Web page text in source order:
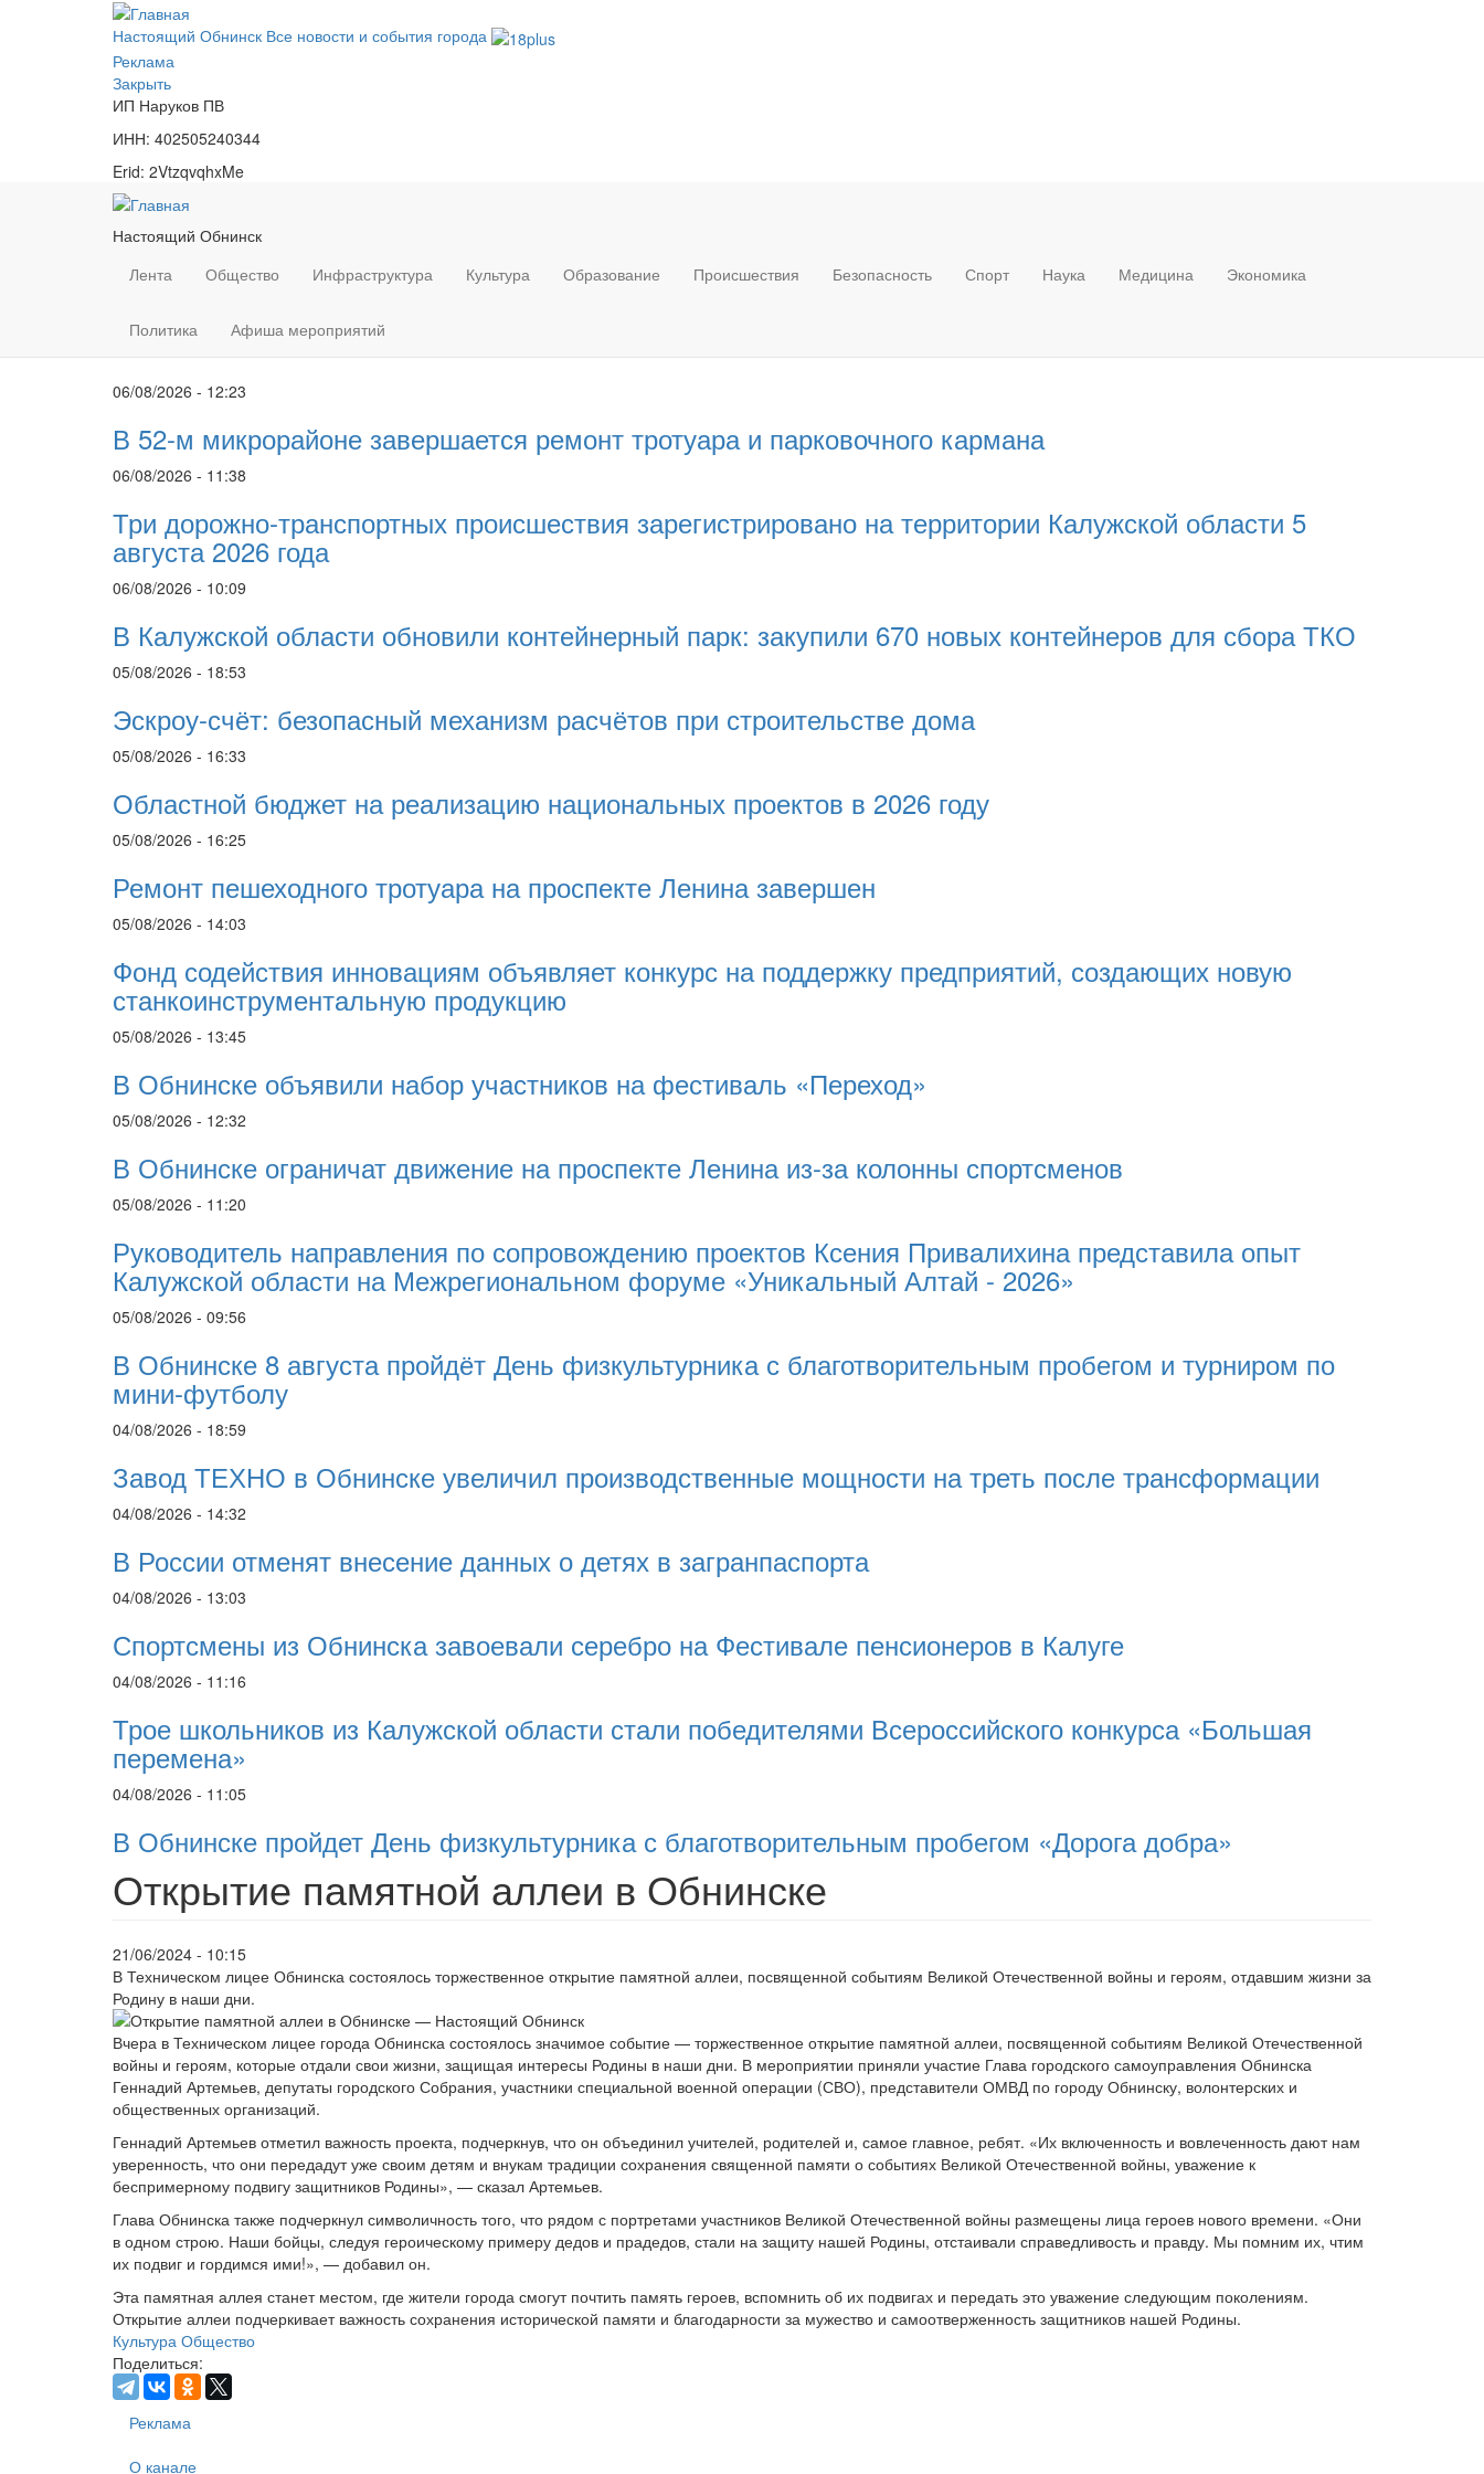
Настоящий Обнинск Все новости и события города
Реклама
Закрыть
ИП Наруков ПВ
ИНН: 402505240344
Erid: 2VtzqvqhxMe
Настоящий Обнинск
Лента
Общество Инфраструктура Культура Образование Происшествия Безопасность Спорт Наука Медицина Экономика
Политика Афиша мероприятий
06/08/2026 - 12:23
В 52-м микрорайоне завершается ремонт тротуара и парковочного кармана
06/08/2026 - 11:38
Три дорожно-транспортных происшествия зарегистрировано на территории Калужской области 5
августа 2026 года
06/08/2026 - 10:09
В Калужской области обновили контейнерный парк: закупили 670 новых контейнеров для сбора ТКО
05/08/2026 - 18:53
Эскроу-счёт: безопасный механизм расчётов при строительстве дома
05/08/2026 - 16:33
Областной бюджет на реализацию национальных проектов в 2026 году
05/08/2026 - 16:25
Ремонт пешеходного тротуара на проспекте Ленина завершен
05/08/2026 - 14:03
Фонд содействия инновациям объявляет конкурс на поддержку предприятий, создающих новую
станкоинструментальную продукцию
05/08/2026 - 13:45
В Обнинске объявили набор участников на фестиваль «Переход»
05/08/2026 - 12:32
В Обнинске ограничат движение на проспекте Ленина из-за колонны спортсменов
05/08/2026 - 11:20
Руководитель направления по сопровождению проектов Ксения Привалихина представила опыт
Калужской области на Межрегиональном форуме «Уникальный Алтай - 2026»
05/08/2026 - 09:56
В Обнинске 8 августа пройдёт День физкультурника с благотворительным пробегом и турниром по
мини-футболу
04/08/2026 - 18:59
Завод ТЕХНО в Обнинске увеличил производственные мощности на треть после трансформации
04/08/2026 - 14:32
В России отменят внесение данных о детях в загранпаспорта
04/08/2026 - 13:03
Спортсмены из Обнинска завоевали серебро на Фестивале пенсионеров в Калуге
04/08/2026 - 11:16
Трое школьников из Калужской области стали победителями Всероссийского конкурса «Большая
перемена»
04/08/2026 - 11:05
В Обнинске пройдет День физкультурника с благотворительным пробегом «Дорога добра»
Открытие памятной аллеи в Обнинске
21/06/2024 - 10:15
В Техническом лицее Обнинска состоялось торжественное открытие памятной аллеи, посвященной событиям Великой Отечественной войны и героям, отдавшим жизни за
Родину в наши дни.
Вчера в Техническом лицее города Обнинска состоялось значимое событие — торжественное открытие памятной аллеи, посвященной событиям Великой Отечественной
войны и героям, которые отдали свои жизни, защищая интересы Родины в наши дни. В мероприятии приняли участие Глава городского самоуправления Обнинска
Геннадий Артемьев, депутаты городского Собрания, участники специальной военной операции (СВО), представители ОМВД по городу Обнинску, волонтерских и
общественных организаций.
Геннадий Артемьев отметил важность проекта, подчеркнув, что он объединил учителей, родителей и, самое главное, ребят. «Их включенность и вовлеченность дают нам
уверенность, что они передадут уже своим детям и внукам традиции сохранения священной памяти о событиях Великой Отечественной войны, уважение к
беспримерному подвигу защитников Родины», — сказал Артемьев.
Глава Обнинска также подчеркнул символичность того, что рядом с портретами участников Великой Отечественной войны размещены лица героев нового времени. «Они
в одном строю. Наши бойцы, следуя героическому примеру дедов и прадедов, стали на защиту нашей Родины, отстаивали справедливость и правду. Мы помним их, чтим
их подвиг и гордимся ими!», — добавил он.
Эта памятная аллея станет местом, где жители города смогут почтить память героев, вспомнить об их подвигах и передать это уважение следующим поколениям.
Открытие аллеи подчеркивает важность сохранения исторической памяти и благодарности за мужество и самоотверженность защитников нашей Родины.
Культура Общество
Поделиться:
Реклама
О канале